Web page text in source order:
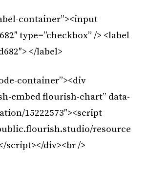
container”><input
type=”checkbox” /> <label
</label>
container”><div
embed flourish-chart” data-
15222573″><script
resource
script></div><br />